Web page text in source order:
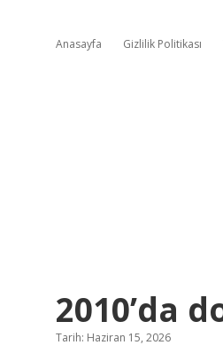
Anasayfa Gizlilik Politikası
2010’da
Tarih: Haziran 15, 2026